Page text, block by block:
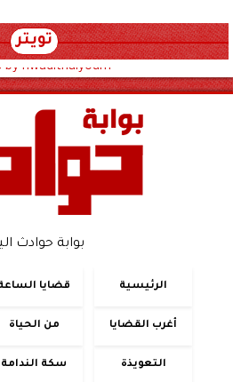
تويتر
by hwadithalyoum
بوابة حوادث
الرئيسية قضايا
أغرب القضايا من الحياة
التعويذة سكة الندامة